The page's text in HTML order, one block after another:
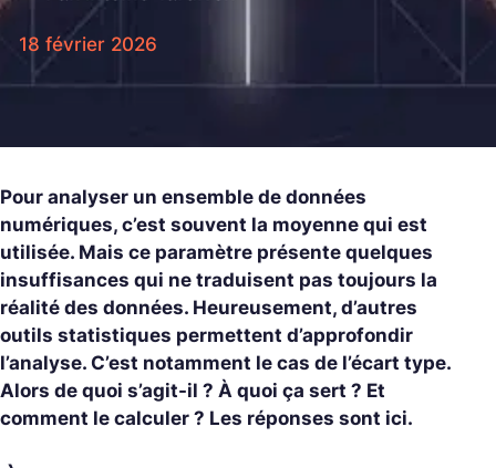
18 février 2026
Pour analyser un ensemble de données
numériques, c’est souvent la moyenne qui est
utilisée. Mais ce paramètre présente quelques
insuffisances qui ne traduisent pas toujours la
réalité des données. Heureusement, d’autres
outils statistiques permettent d’approfondir
l’analyse. C’est notamment le cas de l’écart type.
Alors de quoi s’agit-il ? À quoi ça sert ? Et
comment le calculer ? Les réponses sont ici.